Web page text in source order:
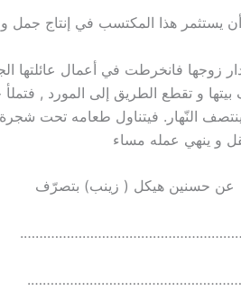
هذا المكتسب في إنتاج جمل
زوجها فانخرطت في أعمال عائلتها
و تقطع الطريق إلى المورد , فتملأ
النّهار. فيتناول طعامه تحت
و ينهي عمله مساء
( زينب) بتصرّف